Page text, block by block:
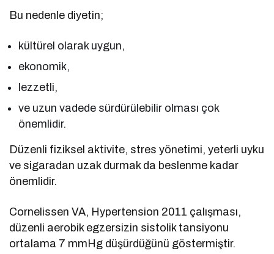
Bu nedenle diyetin;
kültürel olarak uygun,
ekonomik,
lezzetli,
ve uzun vadede sürdürülebilir olması çok
önemlidir.
Düzenli fiziksel aktivite, stres yönetimi, yeterli uyku
ve sigaradan uzak durmak da beslenme kadar
önemlidir.
Cornelissen VA, Hypertension 2011 çalışması,
düzenli aerobik egzersizin sistolik tansiyonu
ortalama 7 mmHg düşürdüğünü göstermiştir.